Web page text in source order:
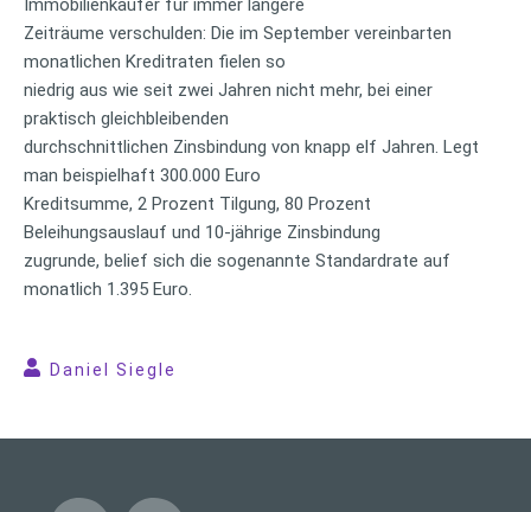
Immobilienkäufer für immer längere
Zeiträume verschulden: Die im September vereinbarten
monatlichen Kreditraten fielen so
niedrig aus wie seit zwei Jahren nicht mehr, bei einer
praktisch gleichbleibenden
durchschnittlichen Zinsbindung von knapp elf Jahren. Legt
man beispielhaft 300.000 Euro
Kreditsumme, 2 Prozent Tilgung, 80 Prozent
Beleihungsauslauf und 10-jährige Zinsbindung
zugrunde, belief sich die sogenannte Standardrate auf
monatlich 1.395 Euro.
Daniel Siegle